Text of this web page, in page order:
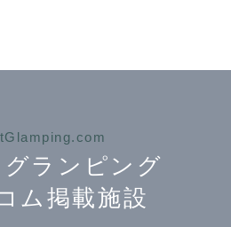
グランピング
ム掲載施設